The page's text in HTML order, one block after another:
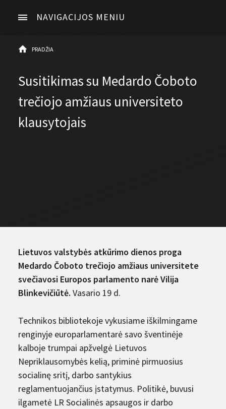
NAVIGACIJOS MENIU
PRADŽIA
Susitikimas su Medardo Čoboto
trečiojo amžiaus universiteto
klausytojais
Lietuvos valstybės atkūrimo dienos proga
Medardo Čoboto trečiojo amžiaus universitete
svečiavosi Europos parlamento narė Vilija
Blinkevičiūtė. Vasario 19 d.
Technikos bibliotekoje vykusiame iškilmingame
renginyje europarlamentarė savo šventinėje
kalboje trumpai apžvelgė Lietuvos
Nepriklausomybės kelią, priminė pirmuosius
socialinę sritį, darbo santykius
reglamentuojančius įstatymus. Politikė, buvusi
ilgametė LR Socialinės apsaugos ir darbo